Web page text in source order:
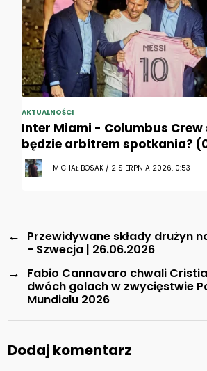
AKTUALNOŚCI
Inter Miami - Columbus Crew
będzie arbitrem spotkania?
MICHAŁ BOSAK / 2 SIERPNIA 2026, 0:53
←
Przewidywane składy drużyn
- Szwecja | 26.06.2026
→
Fabio Cannavaro chwali
dwóch golach w zwycięstwie
Mundialu 2026
Dodaj komentarz